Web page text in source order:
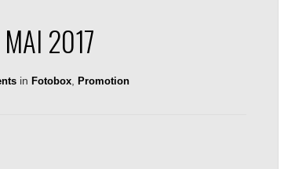
MAI 2017
in Fotobox Promotion